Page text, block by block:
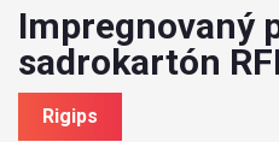
Impregnovaný
sadrokartón
Rigips